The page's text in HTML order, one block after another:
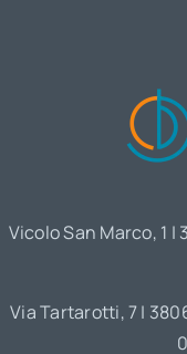
Vicolo San Marco, 1 |
Via Tartarotti, 7 |